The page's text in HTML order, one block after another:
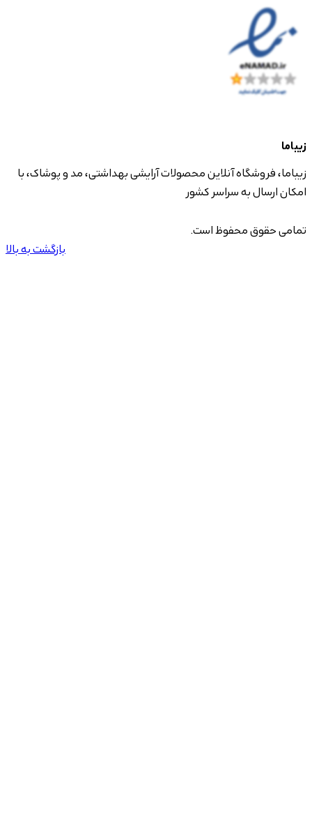
زیباما
زیباما، فروشگاه آنلاین محصولات آرایشی بهداشتی، مد و پوشاک، با
امکان ارسال به سراسر کشور
تمامی حقوق محفوظ است.
بازگشت به بالا